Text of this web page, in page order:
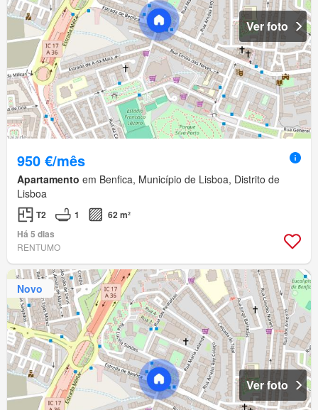
Ver foto
950 €/mês
Apartamento em Benfica, Município de Lisboa, Distrito de
Lisboa
T2 1
62 m²
Há 5 dias
RENTUMO
Novo
Ver foto